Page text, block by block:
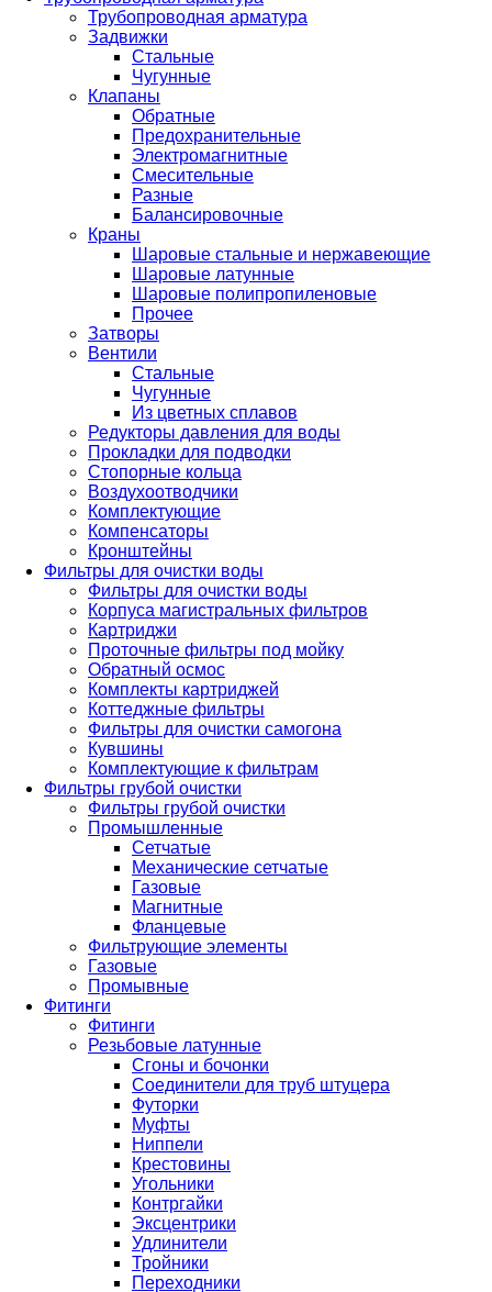
Трубопроводная арматура
Задвижки
Стальные
Чугунные
Клапаны
Обратные
Предохранительные
Электромагнитные
Смесительные
Разные
Балансировочные
Краны
Шаровые стальные и нержавеющие
Шаровые латунные
Шаровые полипропиленовые
Прочее
Затворы
Вентили
Стальные
Чугунные
Из цветных сплавов
Редукторы давления для воды
Прокладки для подводки
Стопорные кольца
Воздухоотводчики
Комплектующие
Компенсаторы
Кронштейны
Фильтры для очистки воды
Фильтры для очистки воды
Корпуса магистральных фильтров
Картриджи
Проточные фильтры под мойку
Обратный осмос
Комплекты картриджей
Коттеджные фильтры
Фильтры для очистки самогона
Кувшины
Комплектующие к фильтрам
Фильтры грубой очистки
Фильтры грубой очистки
Промышленные
Сетчатые
Механические сетчатые
Газовые
Магнитные
Фланцевые
Фильтрующие элементы
Газовые
Промывные
Фитинги
Фитинги
Резьбовые латунные
Сгоны и бочонки
Соединители для труб штуцера
Футорки
Муфты
Ниппели
Крестовины
Угольники
Контргайки
Эксцентрики
Удлинители
Тройники
Переходники